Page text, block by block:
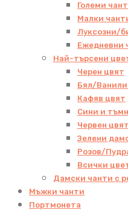
Големи
Малки
Луксозни/
Ежедневни
Най-търсени
Черен цвят
Бял/
Кафяв цвят
Сини и
Червен цвят
Зелени
Розов/
Всички
Дамски чанти с
Мъжки чанти
Портмонета